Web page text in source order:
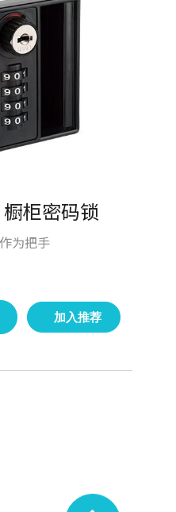
柜密码锁
为把手
加入推荐